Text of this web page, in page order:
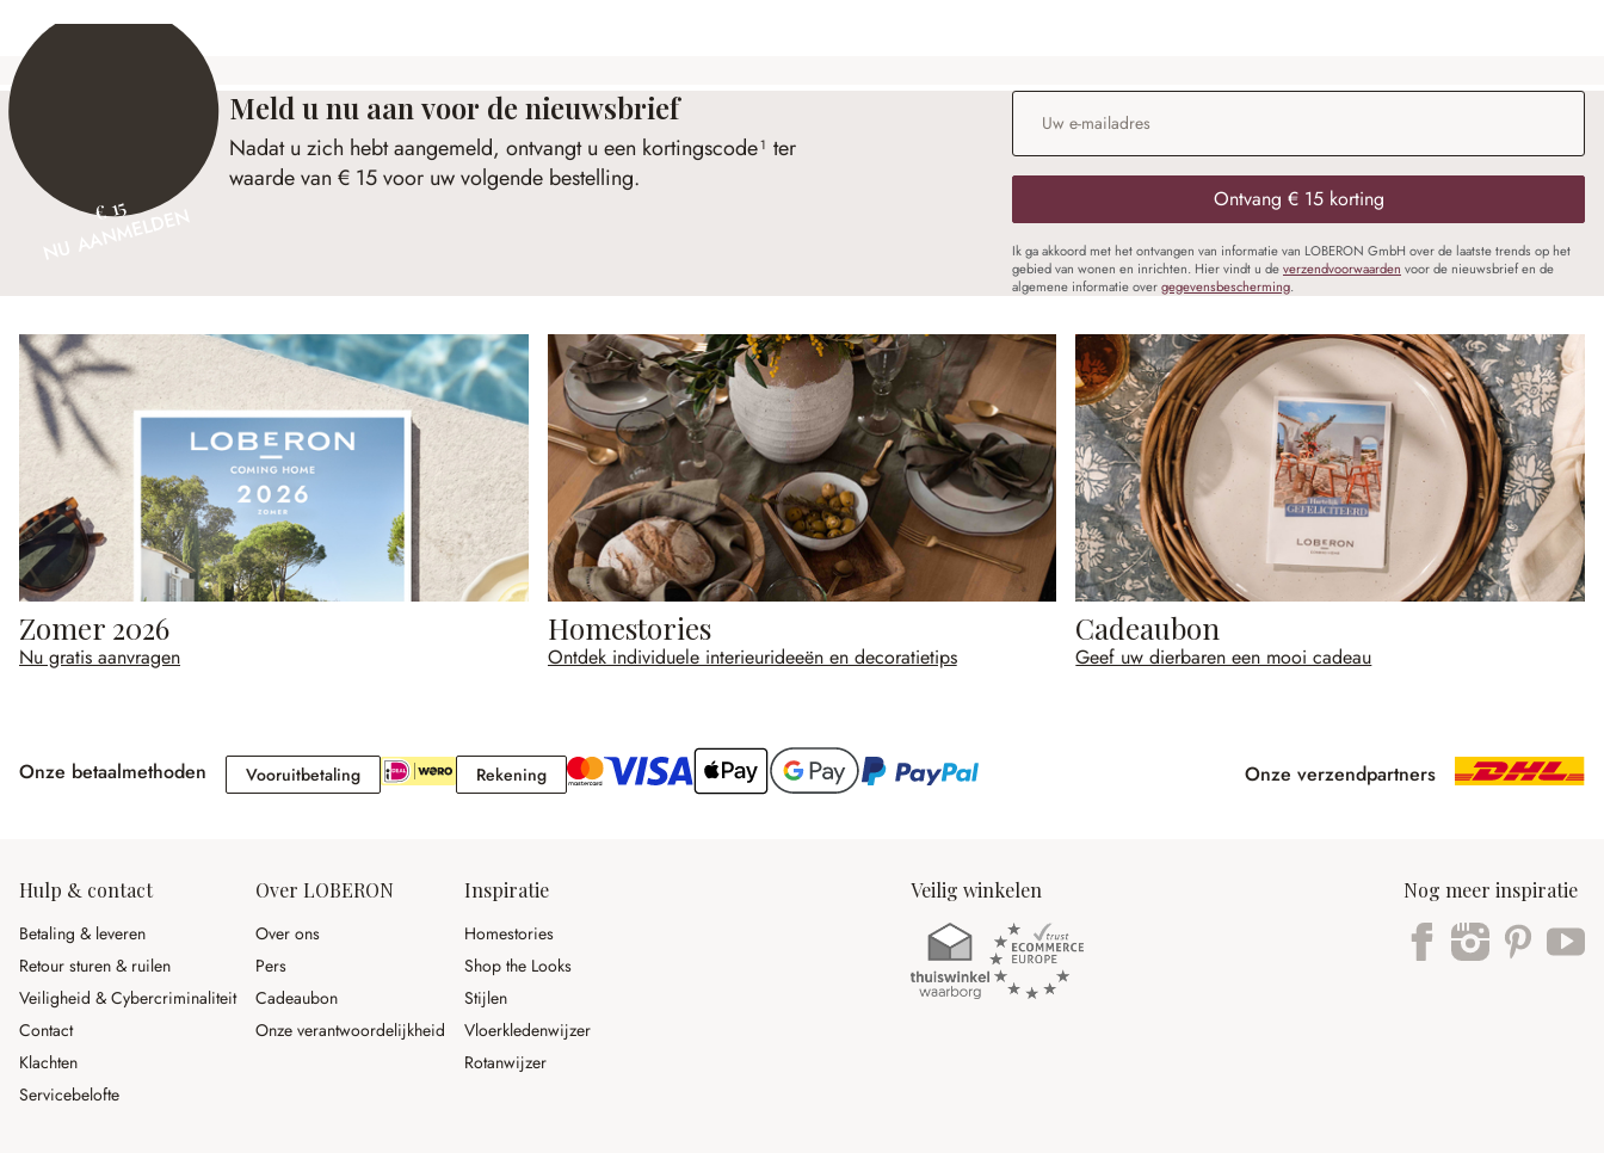
€ 15
NU AANMELDEN
Meld u nu aan voor de nieuwsbrief
Nadat u zich hebt aangemeld, ontvangt u een kortingscode¹ ter
waarde van € 15 voor uw volgende bestelling.
E-mailadres*
Ontvang € 15 korting
Ik ga akkoord met het ontvangen van informatie van LOBERON GmbH over de laatste trends op het
gebied van wonen en inrichten. Hier vindt u deverzendvoorwaarden voor de nieuwsbrief en de
algemene informatie overgegevensbescherming.
Zomer 2026
Nu gratis aanvragen
Homestories
Ontdek individuele interieurideeën en decoratietips
Cadeaubon
Geef uw dierbaren een mooi cadeau
Onze betaalmethoden VooruitbetalingVooruitbetaling RekeningRekening Onze verzendpartners
Hulp & contact
Betaling & leveren
Retour sturen & ruilen
Veiligheid & Cybercriminaliteit
Contact
Klachten
Servicebelofte
Over LOBERON
Over ons
Pers
Cadeaubon
Onze verantwoordelijkheid
Inspiratie
Homestories
Shop the Looks
Stijlen
Vloerkledenwijzer
Rotanwijzer
Veilig winkelen Nog meer inspiratie